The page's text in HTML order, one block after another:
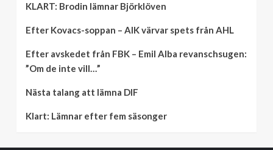
KLART: Brodin lämnar Björklöven
Efter Kovacs-soppan – AIK värvar spets från AHL
Efter avskedet från FBK – Emil Alba revanschsugen:
”Om de inte vill…”
Nästa talang att lämna DIF
Klart: Lämnar efter fem säsonger